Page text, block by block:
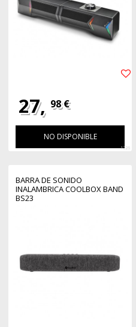
27, 98 €
NO DISPONIBLE
1226
BARRA DE SONIDO
INALAMBRICA COOLBOX BAND
BS23